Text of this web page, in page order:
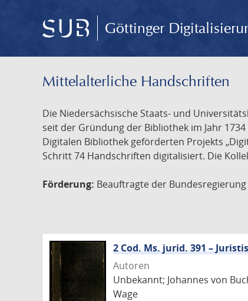
Göttinger
Mittelalterliche Handschriften
Die Niedersächsische Staats- und
seit der Gründung der Bibliothek im Jahr
Digitalen Bibliothek geförderten Projekts
Schritt 74 Handschriften digitalisiert. Die
Förderung: Beauftragte der
2 Cod. Ms. jurid. 391 –
Autoren
Unbekannt; Johannes von
Wage